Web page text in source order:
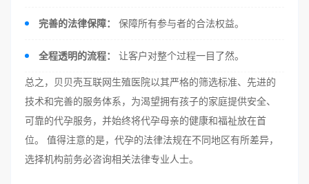
完善的法律保障： 保障所有参与者的合法权益。
全程透明的流程： 让客户对整个过程一目了然。
总之，贝贝壳互联网生殖医院以其严格的筛选标准、先进的
技术和完善的服务体系，为渴望拥有孩子的家庭提供安全、
可靠的代孕服务，并始终将代孕母亲的健康和福祉放在首
位。 值得注意的是，代孕的法律法规在不同地区有所差异，
选择机构前务必咨询相关法律专业人士。